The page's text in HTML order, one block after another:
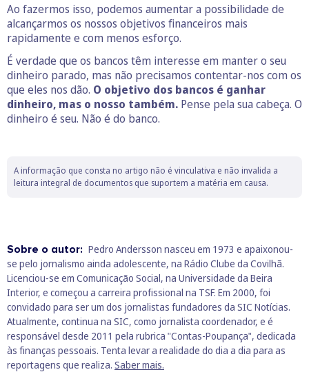
Ao fazermos isso, podemos aumentar a possibilidade de
alcançarmos os nossos objetivos financeiros mais
rapidamente e com menos esforço.
É verdade que os bancos têm interesse em manter o seu
dinheiro parado, mas não precisamos contentar-nos com os
que eles nos dão. O objetivo dos bancos é ganhar
dinheiro, mas o nosso também. Pense pela sua cabeça. O
dinheiro é seu. Não é do banco.
A informação que consta no artigo não é vinculativa e não invalida a
leitura integral de documentos que suportem a matéria em causa.
Sobre o autor: Pedro Andersson nasceu em 1973 e apaixonou-
se pelo jornalismo ainda adolescente, na Rádio Clube da Covilhã.
Licenciou-se em Comunicação Social, na Universidade da Beira
Interior, e começou a carreira profissional na TSF. Em 2000, foi
convidado para ser um dos jornalistas fundadores da SIC Notícias.
Atualmente, continua na SIC, como jornalista coordenador, e é
responsável desde 2011 pela rubrica "Contas-Poupança", dedicada
às finanças pessoais. Tenta levar a realidade do dia a dia para as
reportagens que realiza. Saber mais.